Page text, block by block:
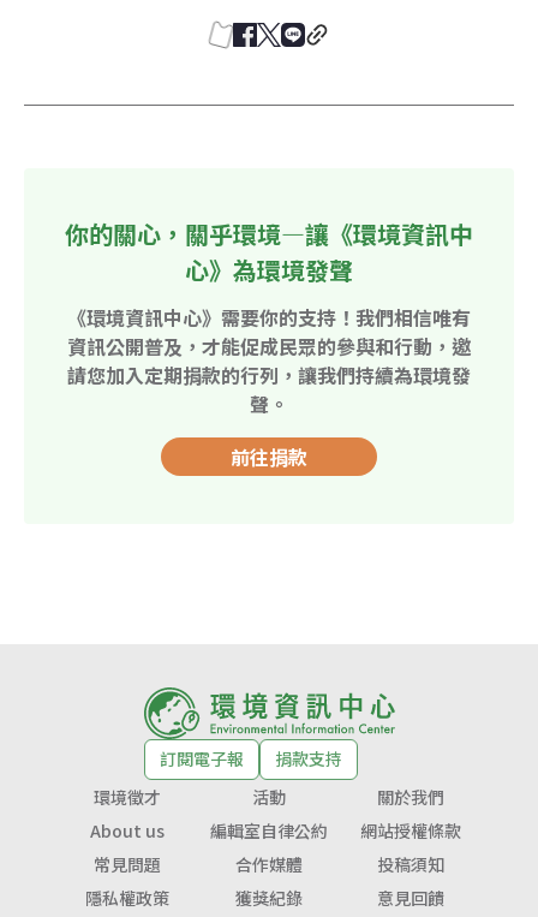
你的關心，關乎環境—讓《環境資訊中
心》為環境發聲
《環境資訊中心》需要你的支持！我們相信唯有
資訊公開普及，才能促成民眾的參與和行動，邀
請您加入定期捐款的行列，讓我們持續為環境發
聲。
前往捐款
訂閱電子報
捐款支持
環境徵才
活動
關於我們
About us
編輯室自律公約
網站授權條款
常見問題
合作媒體
投稿須知
隱私權政策
獲獎紀錄 意見回饋